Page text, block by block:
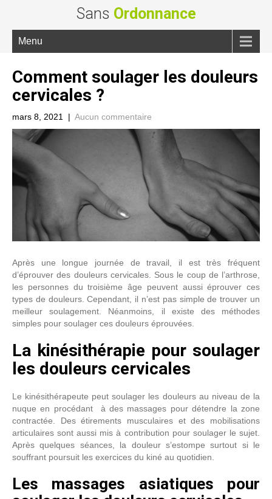
Sans Ordonnance
Menu
Comment soulager les douleurs
cervicales ?
mars 8, 2021 | Aucun commentaire
Après une longue journée de travail, il est très fréquent
d’éprouver des douleurs cervicales. Sous le coup de l’arthrose,
les personnes du troisième âge peuvent aussi éprouver ces
types de douleurs. Cependant, il n’est pas simple de trouver un
meilleur soulagement. Néanmoins, il existe des méthodes
simples pour soulager ces douleurs éprouvées.
La kinésithérapie pour soulager
les douleurs cervicales
Le kinésithérapeute peut soulager les douleurs au niveau de la
nuque en procédant à des massages pour détendre la zone
contractée. Des étirements musculaires et des mobilisations
articulaires sont aussi mis à contribution pour soulager le sujet.
Après quelques séances, la douleur s’estompe surtout si le
souffrant poursuit les exercices du kiné au quotidien.
Les massages asiatiques pour